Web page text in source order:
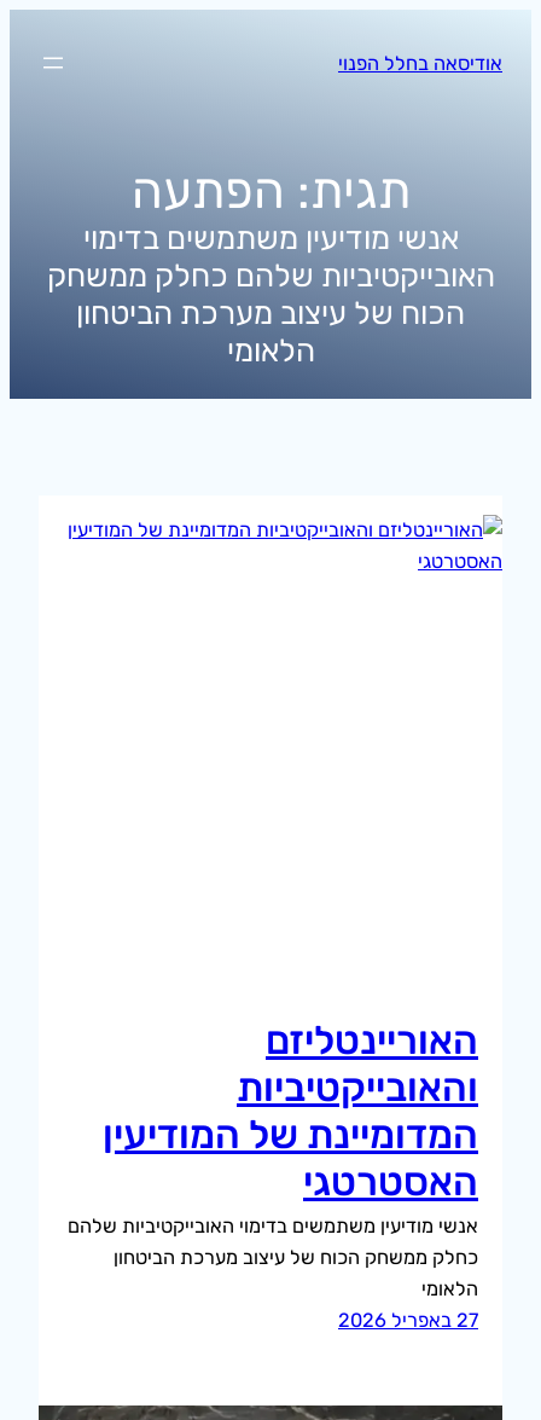
לתוכןאודיסאה בחלל הפנוי
תגית: הפתעה
אנשי מודיעין משתמשים בדימוי
האובייקטיביות שלהם כחלק ממשחק
הכוח של עיצוב מערכת הביטחון
הלאומי
האוריינטליזם
והאובייקטיביות
המדומיינת של המודיעין
האסטרטגי
אנשי מודיעין משתמשים בדימוי האובייקטיביות שלהם
כחלק ממשחק הכוח של עיצוב מערכת הביטחון
הלאומי
27 באפריל 2026